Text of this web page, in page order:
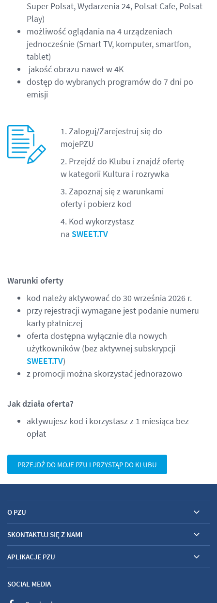
Super Polsat, Wydarzenia 24, Polsat Cafe, Polsat
Play)
możliwość oglądania na 4 urządzeniach
jednocześnie (Smart TV, komputer, smartfon,
tablet)
jakość obrazu nawet w 4K
dostęp do wybranych programów do 7 dni po
emisji
1. Zaloguj/Zarejestruj się do
mojePZU
2. Przejdź do Klubu i znajdź ofertę
w kategorii Kultura i rozrywka
3. Zapoznaj się z warunkami
oferty i pobierz kod
4. Kod wykorzystasz
na SWEET.TV
Warunki oferty
kod należy aktywować do 30 września 2026 r.
przy rejestracji wymagane jest podanie numeru
karty płatniczej
oferta dostępna wyłącznie dla nowych
użytkowników (bez aktywnej subskrypcji
SWEET.TV)
z promocji można skorzystać jednorazowo
Jak działa oferta?
aktywujesz kod i korzystasz z 1 miesiąca bez
opłat
PRZEJDŹ DO MOJE PZU I PRZYSTĄP DO KLUBU
O PZU
SKONTAKTUJ SIĘ Z NAMI
APLIKACJE PZU
SOCIAL MEDIA